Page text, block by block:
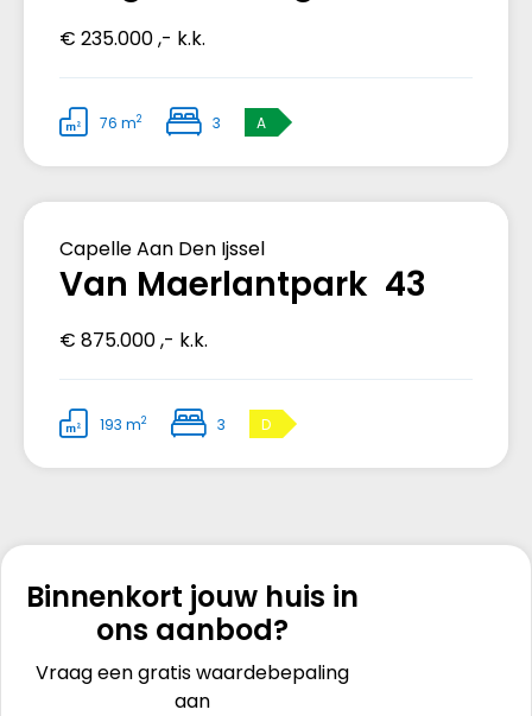
€ 235.000 ,- k.k.
76 m2 3 A
Verkocht
Capelle Aan Den Ijssel
Van Maerlantpark 43
€ 875.000 ,- k.k.
193 m2 3 D
Binnenkort jouw huis in
ons aanbod?
Vraag een gratis waardebepaling
aan